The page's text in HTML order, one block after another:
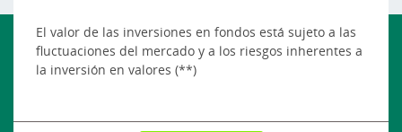
El valor de las inversiones en fondos está sujeto a las
fluctuaciones del mercado y a los riesgos inherentes a
la inversión en valores (**)